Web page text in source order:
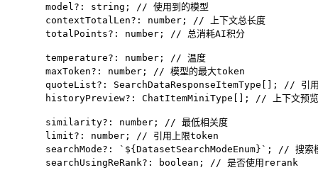
  model
?: string ; // 使用到的模型
  contextTotalLen
?: number ; // 上下文总长度
  totalPoints
?: number ; // 总消耗AI积分
  temperature
?: number ; // 温度
  maxToken
?: number ; // 模型的最大token
  quoteList
?: SearchDataResponseItemType []; // 引用
  historyPreview
?: ChatItemMiniType []; // 上下文预览
  similarity
?: number ; // 最低相关度
  limit
?: number ; // 引用上限token
  searchMode
?: `${ DatasetSearchModeEnum}` ; // 搜索
  searchUsingReRank
?: boolean ; // 是否使用rerank